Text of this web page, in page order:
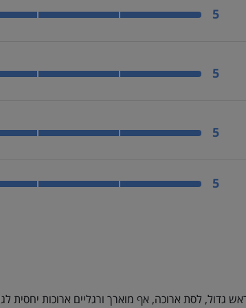
5
תלמיד מצטיין
5
טבעי
5
מסיבות
5
גדול, לסת ארוכה, אף מוארך ורגליים ארוכות יחסית